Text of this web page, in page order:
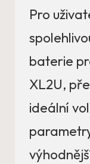
Pro
baterie
XL2U,
ideální